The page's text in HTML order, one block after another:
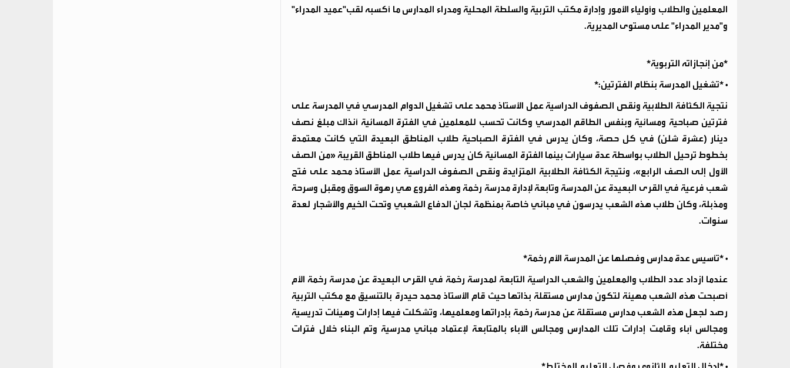
المعلمين والطلاب وأولياء الأمور وإدارة مكتب التربية والسلطة المحلية ومدراء المدارس ما أكسبه لقب"عميد المدراء"
و"مدير المدراء" على مستوى المديرية.
*من إنجازاته التربوية*
• *تشغيل المدرسة بنظام الفترتين:*
نتجية الكثافة الطلابية ونقص الصفوف الدراسية عمل الأستاذ محمد على تشغيل الدوام المدرسي في المدرسة على
فترتين صباحية ومسائية وبنفس الطاقم المدرسي وكانت تحسب للمعلمين في الفترة المسائية أنذاك مبلغ نصف
دينار (عشرة شلن) في كل حصة، وكان يدرس في الفترة الصباحية طلاب المناطق البعيدة التي كانت معتمدة
بخطوط ترحيل الطلاب بواسطة عدة سيارات بينما الفترة المسائية كان يدرس فيها طلاب المناطق القريبة «من الصف
الأول إلى الصف الرابع»، ونتيجة الكثافة الطلابية المتزايدة ونقص الصفوف الدراسية عمل الأستاذ محمد على فتح
شعب فرعية في القرى البعيدة عن المدرسة وتابعة لإدارة مدرسة رخمة وهذه الفروع هي رهوة السوق ومقبل وسرحة
ومذبلة، وكان طلاب هذه الشعب يدرسون في مباني خاصة بمنظمة لجان الدفاع الشعبي وتحت الخيم والأشجار لعدة
سنوات.
• *تأسيس عدة مدارس وفصلها عن المدرسة الأم رخمة*
عندما ازداد عدد الطلاب والمعلمين والشعب الدراسية التابعة لمدرسة رخمة في القرى البعيدة عن مدرسة رخمة الأم
أصبحت هذه الشعب مهيئة لتكون مدارس مستقلة بذاتها حيث قام الأستاذ محمد حيدرة بالتنسيق مع مكتب التربية
رصد لجعل هذه الشعب مدارس مستقلة عن مدرسة رخمة بإدراتها ومعلميها، وتشكلت فيها إدارات وهيئات تدريسية
ومجالس آباء وقامت إدارات تلك المدارس ومجالس الآباء بالمتابعة لإعتماد مباني مدرسية وتم البناء خلال فترات
مختلفة.